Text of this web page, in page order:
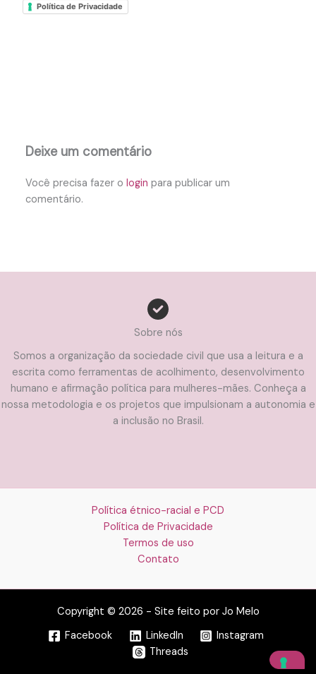
Política de Privacidade
Deixe um comentário
Você precisa fazer ologin para publicar um
comentário.
Sobre nós
Somos a organização da sociedade civil que usa a leitura e a
escrita como ferramentas de acolhimento, desenvolvimento
humano e afirmação política para mulheres-mães. Conheça a
nossa metodologia e os projetos que impulsionam a autonomia e
a inclusão no Brasil.
Política étnico-racial e PCD
Política de Privacidade
Termos de uso
Contato
Copyright © 2026 - Site feito por Jo Melo
Facebook
LinkedIn
Instagram
Threads